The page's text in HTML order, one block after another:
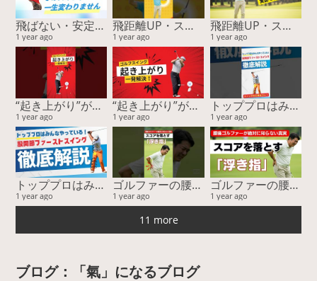
飛ばない・安定しない原因は“ココ”！スイングの回旋をつくる筋肉と簡単チェック
1 year ago
飛距離UP・スコア安定・痛み解消…すべてがこの方法で手に入る！
1 year ago
飛距離UP・スコア安定・痛み解消…すべてがこの方法で手に入る！
1 year ago
“起き上がり”が直らない本当の理由！ “回転”じゃなく“回旋”で飛距離と安定性が激変する
1 year ago
“起き上がり”が直らない本当の理由！ “回転”じゃなく“回旋”で飛距離と安定性が激変する
1 year ago
トッププロはみんなやっている！ 股関節ファーストスイングー『運動連鎖』に基づく股関節主導が最強を徹底解説
1 year ago
トッププロはみんなやっている！ 股関節ファーストスイングー『運動連鎖』に基づく股関節主導が最強を徹底解説
1 year ago
ゴルファーの腰痛、その隠れた原因とは？ゴルフがうまくならない本当の理由。
1 year ago
ゴルファーの腰痛、その隠れた原因とは？ゴルフがうまくならない本当の理由。
1 year ago
11 more
ブログ：「氣」になるブログ